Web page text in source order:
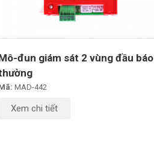
đun giám sát 2 vùng đầu báo
MAD-442
Xem chi tiết